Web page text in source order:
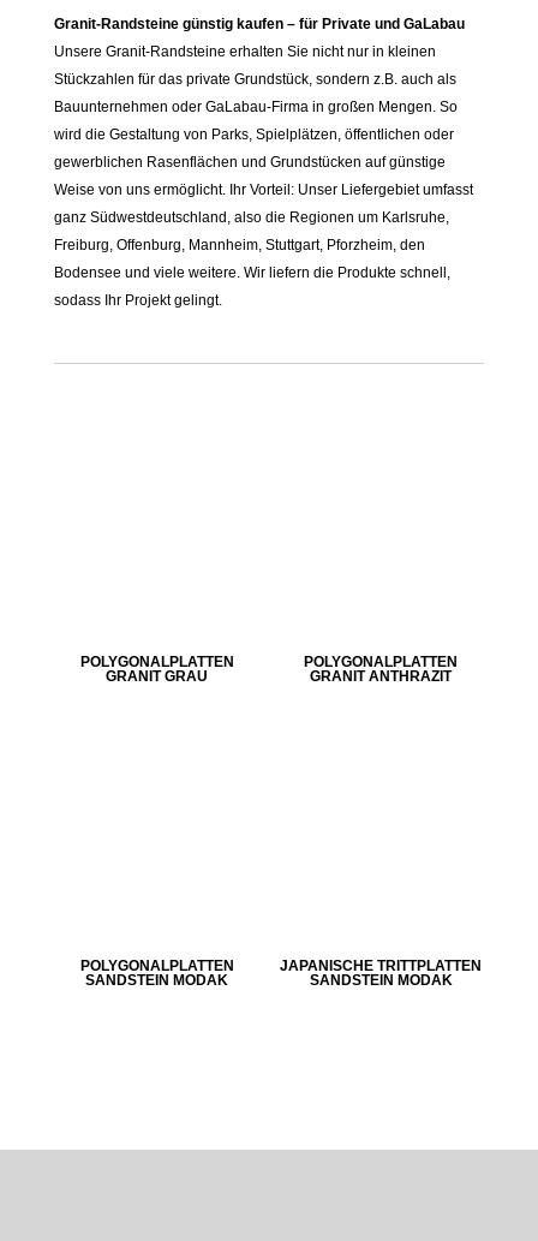
Granit-Randsteine günstig kaufen – für Private und GaLabau
Unsere Granit-Randsteine erhalten Sie nicht nur in kleinen
Stückzahlen für das private Grundstück, sondern z.B. auch als
Bauunternehmen oder GaLabau-Firma in großen Mengen. So
wird die Gestaltung von Parks, Spielplätzen, öffentlichen oder
gewerblichen Rasenflächen und Grundstücken auf günstige
Weise von uns ermöglicht. Ihr Vorteil: Unser Liefergebiet umfasst
ganz Südwestdeutschland, also die Regionen um Karlsruhe,
Freiburg, Offenburg, Mannheim, Stuttgart, Pforzheim, den
Bodensee und viele weitere. Wir liefern die Produkte schnell,
sodass Ihr Projekt gelingt.
POLYGONALPLATTEN
GRANIT GRAU
POLYGONALPLATTEN
GRANIT ANTHRAZIT
POLYGONALPLATTEN
SANDSTEIN MODAK
JAPANISCHE TRITTPLATTEN
SANDSTEIN MODAK